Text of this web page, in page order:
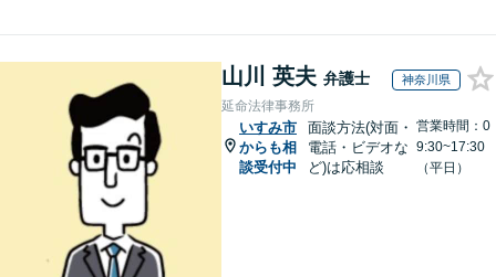
山川 英夫 弁護士 神奈川県
延命法律事務所
いすみ市
からも相
談受付中
面談方法(対面・
電話・ビデオな
ど)は応相談
営業時間：0
9:30~17:30
（平日）